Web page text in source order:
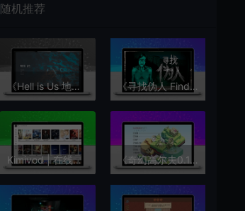
随机推荐
《Hell is Us 地狱即我们》——体验无地图探索与冷兵器对抗超自然生物的黑暗之旅，揭开内乱国家中的恐怖真相 《寻找伪人 Find the Impostor 》v1.1.3 中文版！Steam特别好评恐怖新游，解压即玩，末日偏执生存挑战，伪人识别心跳加速！
Kimivod | 在线影视站 体验不错【在线工具】 《奇幻高尔夫0.1.5》完整版